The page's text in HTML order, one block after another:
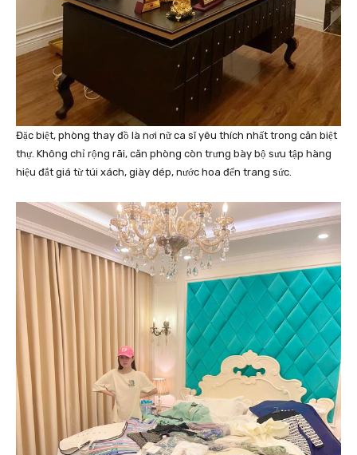
Đặc biệt, phòng thay đồ là nơi nữ ca sĩ yêu thích nhất trong căn biệt
thự. Không chỉ rộng rãi, căn phòng còn trưng bày bộ sưu tập hàng
hiệu đắt giá từ túi xách, giày dép, nước hoa đến trang sức.